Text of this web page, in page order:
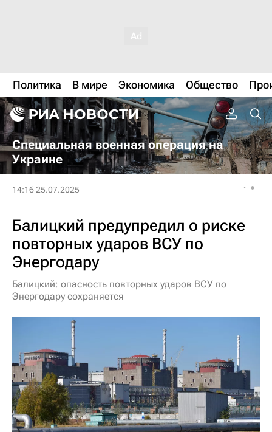
Политика В мире Экономика Общество
Специальная военная операция на
Украине
14:16 25.07.2025
Балицкий предупредил о риске
повторных ударов ВСУ по
Энергодару
Балицкий: опасность повторных ударов ВСУ по
Энергодару сохраняется